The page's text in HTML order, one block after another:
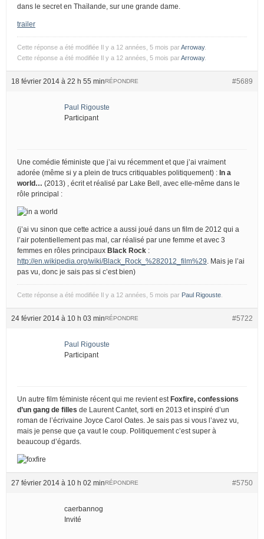
dans le secret en Thaïlande, sur une grande dame.
trailer
Cette réponse a été modifiée Il y a 12 années, 5 mois parArroway.
Cette réponse a été modifiée Il y a 12 années, 5 mois parArroway.
18 février 2014 à 22 h 55 min #5689
RÉPONDRE
Paul Rigouste
Participant
Une comédie féministe que j’ai vu récemment et que j’ai vraiment
adorée (même si y a plein de trucs critiquables politiquement) : In a
world… (2013) , écrit et réalisé par Lake Bell, avec elle-même dans le
rôle principal :
(j’ai vu sinon que cette actrice a aussi joué dans un film de 2012 qui a
l’air potentiellement pas mal, car réalisé par une femme et avec 3
femmes en rôles principaux Black Rock :
http://en.wikipedia.org/wiki/Black_Rock_%282012_film%29 . Mais je l’ai
pas vu, donc je sais pas si c’est bien)
Cette réponse a été modifiée Il y a 12 années, 5 mois par Paul Rigouste
24 février 2014 à 10 h 03 min #5722
RÉPONDRE
Paul Rigouste
Participant
Un autre film féministe récent qui me revient est Foxfire, confessions
d’un gang de filles de Laurent Cantet, sorti en 2013 et inspiré d’un
roman de l’écrivaine Joyce Carol Oates. Je sais pas si vous l’avez vu,
mais je pense que ça vaut le coup. Politiquement c’est super à
beaucoup d’égards.
27 février 2014 à 10 h 02 min #5750
RÉPONDRE
caerbannog
Invité